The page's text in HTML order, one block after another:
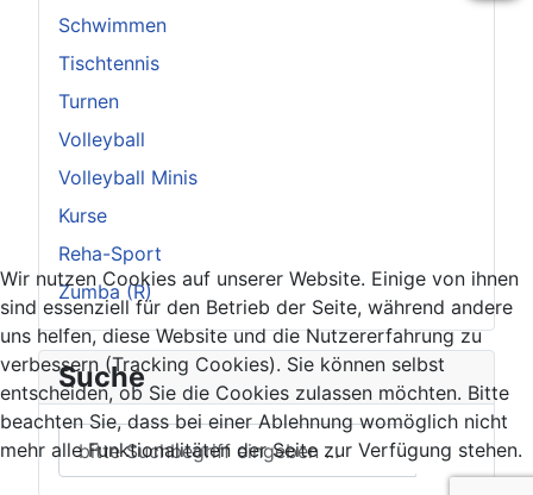
Schwimmen
Tischtennis
Turnen
Volleyball
Volleyball Minis
Kurse
Reha-Sport
Zumba (R)
Suche
??
Wir nutzen Cookies auf unserer Website. Einige von ihnen
sind essenziell für den Betrieb der Seite, während andere
uns helfen, diese Website und die Nutzererfahrung zu
verbessern (Tracking Cookies). Sie können selbst
entscheiden, ob Sie die Cookies zulassen möchten. Bitte
beachten Sie, dass bei einer Ablehnung womöglich nicht
mehr alle Funktionalitäten der Seite zur Verfügung stehen.